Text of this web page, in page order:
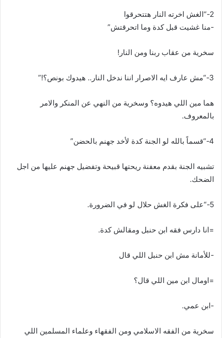
2-“الغش اخرته النار هتتحرقوا
-منا غشيت قبل كدة وما اتحرقتش”
سخرية من عقاب ربنا ومن النار!
3-“مش عارف ايه الاصرار اننا ندخل النار.. هيدوك بونص؟!”
هما مين اللي هيدوه؟ وسخرية من النهي عن المنكر والامر
بالمعروف.
4-“قسماً بالله لو الجنة كدة لأخد جهنم بالحضن”
تشبيه الجنة بقدم معفنة ريحتها قبيحة وتفضيل جهنم عليها من اجل
الضحك.
5-“على فكرة الغش حلال لو في الضرورة.
=انا دارس فقه ابن حنبل ومقالش كدة.
-للأمانة مش ابن حنبل اللي قال
=اومال ابن مين اللي قال؟
-ابن عمي.
سخرية من الفقه الاسلامي ومن الفقهاء وعلماء المسلمين اللي